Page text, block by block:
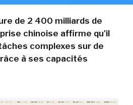
de 2 400 milliards de
chinoise affirme qu'il
complexes sur de
à ses capacités